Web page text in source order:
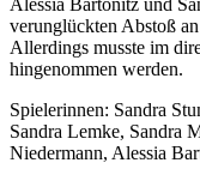
verunglückten Abstoß
Allerdings musste im
hingenommen werden.
Spielerinnen: Sandra
Sandra Lemke, Sandra
Niedermann, Alessia